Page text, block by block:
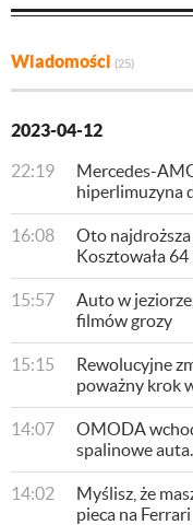
Wiadomości (25)
2023-04-12
22:19
Mercedes-
hiperlimuzyna
16:08
Oto
Kosztowała
15:57
Auto w
filmów grozy
15:15
Rewolucyjne
poważny krok
14:07
OMODA
spalinowe
14:02
Myślisz, że
pieca na Ferrari